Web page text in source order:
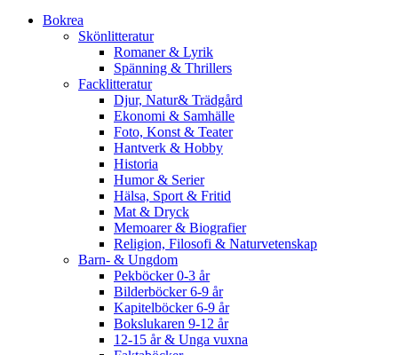
Bokrea
Skönlitteratur
Romaner & Lyrik
Spänning & Thrillers
Facklitteratur
Djur, Natur& Trädgård
Ekonomi & Samhälle
Foto, Konst & Teater
Hantverk & Hobby
Historia
Humor & Serier
Hälsa, Sport & Fritid
Mat & Dryck
Memoarer & Biografier
Religion, Filosofi & Naturvetenskap
Barn- & Ungdom
Pekböcker 0-3 år
Bilderböcker 6-9 år
Kapitelböcker 6-9 år
Bokslukaren 9-12 år
12-15 år & Unga vuxna